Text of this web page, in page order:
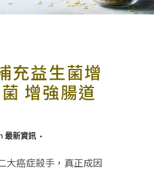
充益生菌增
增強腸道
最新資訊
大癌症殺手，真正成因